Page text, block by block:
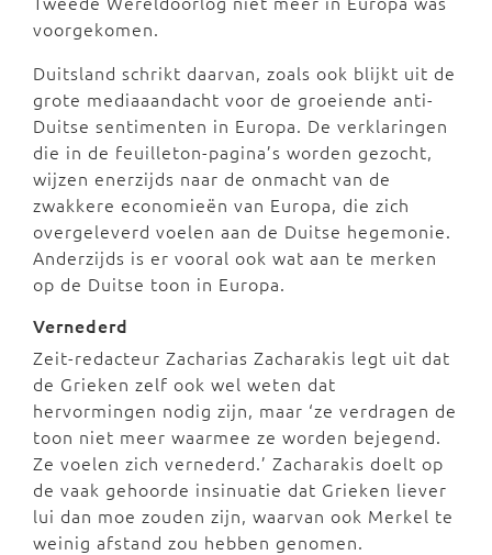
voorgekomen.
Duitsland schrikt daarvan, zoals ook blijkt uit de
grote mediaaandacht voor de groeiende anti-
Duitse sentimenten in Europa. De verklaringen
die in de feuilleton-pagina’s worden gezocht,
wijzen enerzijds naar de onmacht van de
zwakkere economieën van Europa, die zich
overgeleverd voelen aan de Duitse hegemonie.
Anderzijds is er vooral ook wat aan te merken
op de Duitse toon in Europa.
Vernederd
Zeit-redacteur Zacharias Zacharakis legt uit dat
de Grieken zelf ook wel weten dat
hervormingen nodig zijn, maar ‘ze verdragen de
toon niet meer waarmee ze worden bejegend.
Ze voelen zich vernederd.’ Zacharakis doelt op
de vaak gehoorde insinuatie dat Grieken liever
lui dan moe zouden zijn, waarvan ook Merkel te
weinig afstand zou hebben genomen.